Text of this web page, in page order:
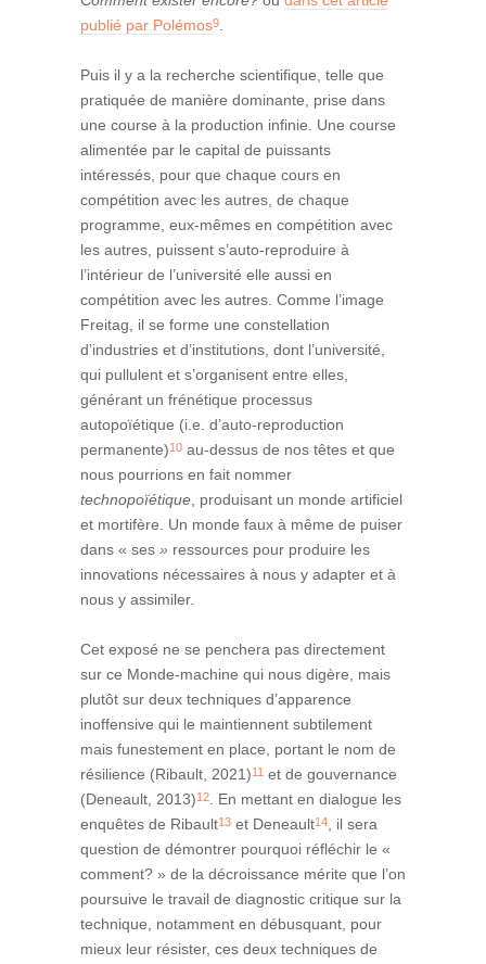
publié par Polémos9
Puis il y a la recherche scientifique, telle que
pratiquée de manière dominante, prise dans
une course à la production infinie. Une course
alimentée par le capital de puissants
intéressés, pour que chaque cours en
compétition avec les autres, de chaque
programme, eux-mêmes en compétition avec
les autres, puissent s’auto-reproduire à
l’intérieur de l’université elle aussi en
compétition avec les autres. Comme l’image
Freitag, il se forme une constellation
d’industries et d’institutions, dont l’université,
qui pullulent et s’organisent entre elles,
générant un frénétique processus
autopoïétique (i.e. d’auto-reproduction
permanente)10 au-dessus de nos têtes et que
nous pourrions en fait nommer
technopoïétique , produisant un monde artificiel
et mortifère. Un monde faux à même de puiser
dans « ses » ressources pour produire les
innovations nécessaires à nous y adapter et à
nous y assimiler.
Cet exposé ne se penchera pas directement
sur ce Monde-machine qui nous digère, mais
plutôt sur deux techniques d’apparence
inoffensive qui le maintiennent subtilement
mais funestement en place, portant le nom de
résilience (Ribault, 2021)11 et de gouvernance
(Deneault, 2013)12
. En mettant en dialogue les
enquêtes de Ribault13 et Deneault14
, il sera
question de démontrer pourquoi réfléchir le «
comment? » de la décroissance mérite que l’on
poursuive le travail de diagnostic critique sur la
technique, notamment en débusquant, pour
mieux leur résister, ces deux techniques de